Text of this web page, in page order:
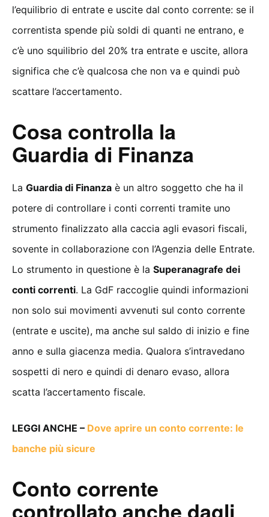
l’equilibrio di entrate e uscite dal conto corrente: se il
correntista spende più soldi di quanti ne entrano, e
c’è uno squilibrio del 20% tra entrate e uscite, allora
significa che c’è qualcosa che non va e quindi può
scattare l’accertamento.
Cosa controlla la
Guardia di Finanza
La Guardia di Finanza è un altro soggetto che ha il
potere di controllare i conti correnti tramite uno
strumento finalizzato alla caccia agli evasori fiscali,
sovente in collaborazione con l’Agenzia delle Entrate.
Lo strumento in questione è la Superanagrafe dei
conti correnti. La GdF raccoglie quindi informazioni
non solo sui movimenti avvenuti sul conto corrente
(entrate e uscite), ma anche sul saldo di inizio e fine
anno e sulla giacenza media. Qualora s’intravedano
sospetti di nero e quindi di denaro evaso, allora
scatta l’accertamento fiscale.
LEGGI ANCHE – Dove aprire un conto corrente: le
banche più sicure
Conto corrente
controllato anche dagli